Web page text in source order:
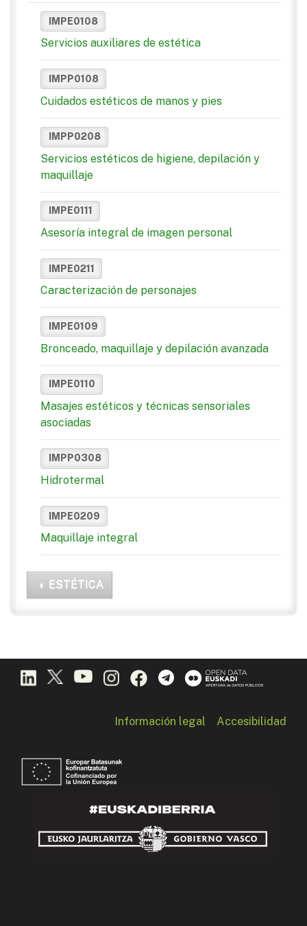
IMPE0108
Servicios auxiliares de estética
IMPP0108
Cuidados estéticos de manos y pies
IMPP0208
Servicios estéticos de higiene, depilación y
maquillaje
IMPE0111
Asesoría integral de imagen personal
IMPE0211
Caracterización de personajes
IMPE0109
Bronceado, maquillaje y depilación avanzada
IMPE0110
Masajes estéticos y técnicas sensoriales
asociadas
IMPP0308
Hidrotermal
IMPE0209
Maquillaje integral
ESTÉTICA
Información legal Accesibilidad